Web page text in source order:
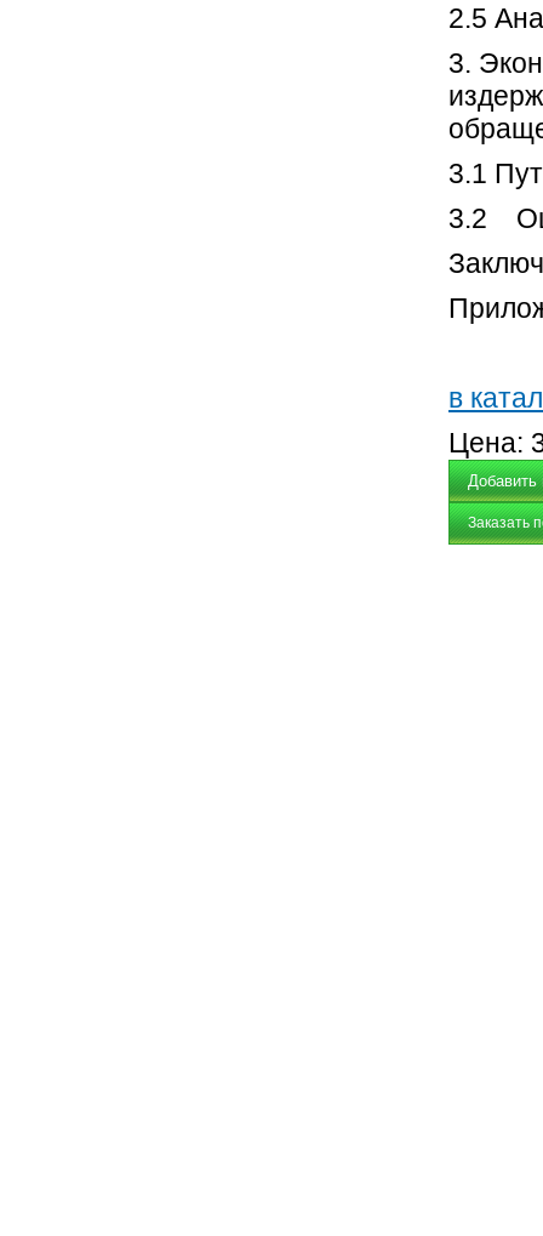
2.5
3.
3.1
3.2
в
Цена:
Заказать